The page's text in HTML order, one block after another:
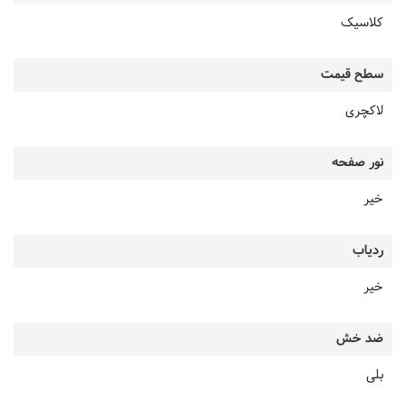
کلاسیک
سطح قیمت
لاکچری
نور صفحه
خیر
ردیاب
خیر
ضد خش
بلی